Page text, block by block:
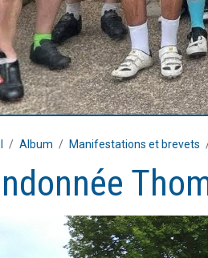
Album Manifestations et brevets